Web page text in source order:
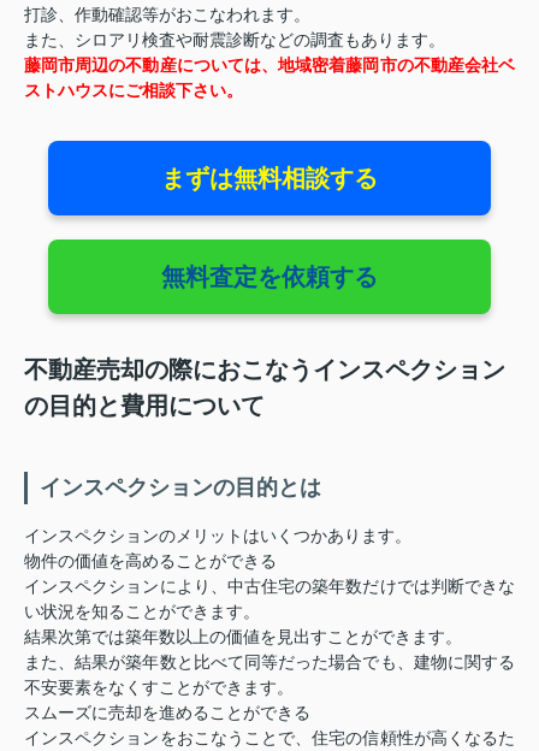
打診、作動確認等がおこなわれます。
また、シロアリ検査や耐震診断などの調査もあります。
藤岡市周辺の不動産については、地域密着藤岡市の不動産会社ベ
ストハウスにご相談下さい。
まずは無料相談する
無料査定を依頼する
不動産売却の際におこなうインスペクション
の目的と費用について
インスペクションの目的とは
インスペクションのメリットはいくつかあります。
物件の価値を高めることができる
インスペクションにより、中古住宅の築年数だけでは判断できな
い状況を知ることができます。
結果次第では築年数以上の価値を見出すことができます。
また、結果が築年数と比べて同等だった場合でも、建物に関する
不安要素をなくすことができます。
スムーズに売却を進めることができる
インスペクションをおこなうことで、住宅の信頼性が高くなるた